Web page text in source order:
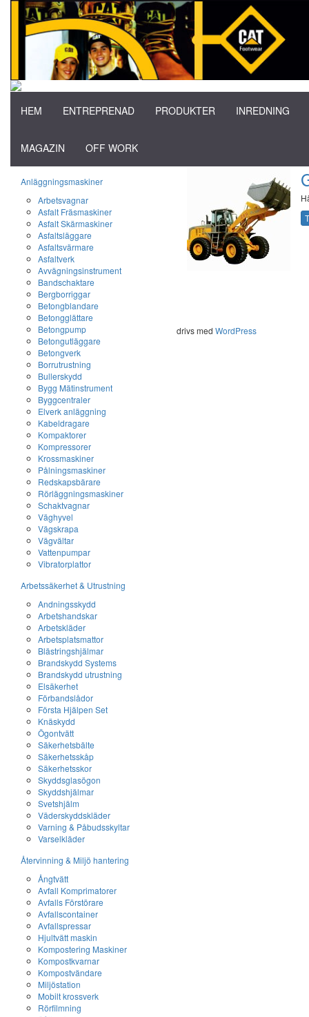
HEM ENTREPRENAD PRODUKTER INREDNING
MAGAZIN OFF WORK
Anläggningsmaskiner
Arbetsvagnar
Asfalt Fräsmaskiner
Asfalt Skärmaskiner
Asfaltsläggare
Asfaltsvärmare
Asfaltverk
Avvägningsinstrument
Bandschaktare
Bergborriggar
Betongblandare
Betongglättare
Betongpump
Betongutläggare
Betongverk
Borrutrustning
Bullerskydd
Bygg Mätinstrument
Byggcentraler
Elverk anläggning
Kabeldragare
Kompaktorer
Kompressorer
Krossmaskiner
Pålningsmaskiner
Redskapsbärare
Rörläggningsmaskiner
Schaktvagnar
Väghyvel
Vägskrapa
Vägvältar
Vattenpumpar
Vibratorplattor
Arbetssäkerhet & Utrustning
Andningsskydd
Arbetshandskar
Arbetskläder
Arbetsplatsmattor
Blästringshjälmar
Brandskydd Systems
Brandskydd utrustning
Elsäkerhet
Förbandslådor
Första Hjälpen Set
Knäskydd
Ögontvätt
Säkerhetsbälte
Säkerhetsskåp
Säkerhetsskor
Skyddsglasögon
Skyddshjälmar
Svetshjälm
Väderskyddskläder
Varning & Påbudsskyltar
Varselkläder
Återvinning & Miljö hantering
Ångtvätt
Avfall Komprimatorer
Avfalls Förstörare
Avfallscontainer
Avfallspressar
Hjultvätt maskin
Kompostering Maskiner
Kompostkvarnar
Kompostvändare
Miljöstation
Mobilt krossverk
Rörfilmning
drivs med WordPress